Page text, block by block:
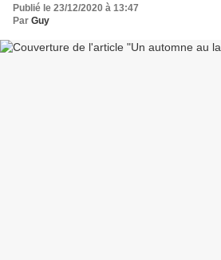
Publié le 23/12/2020 à 13:47
Par Guy